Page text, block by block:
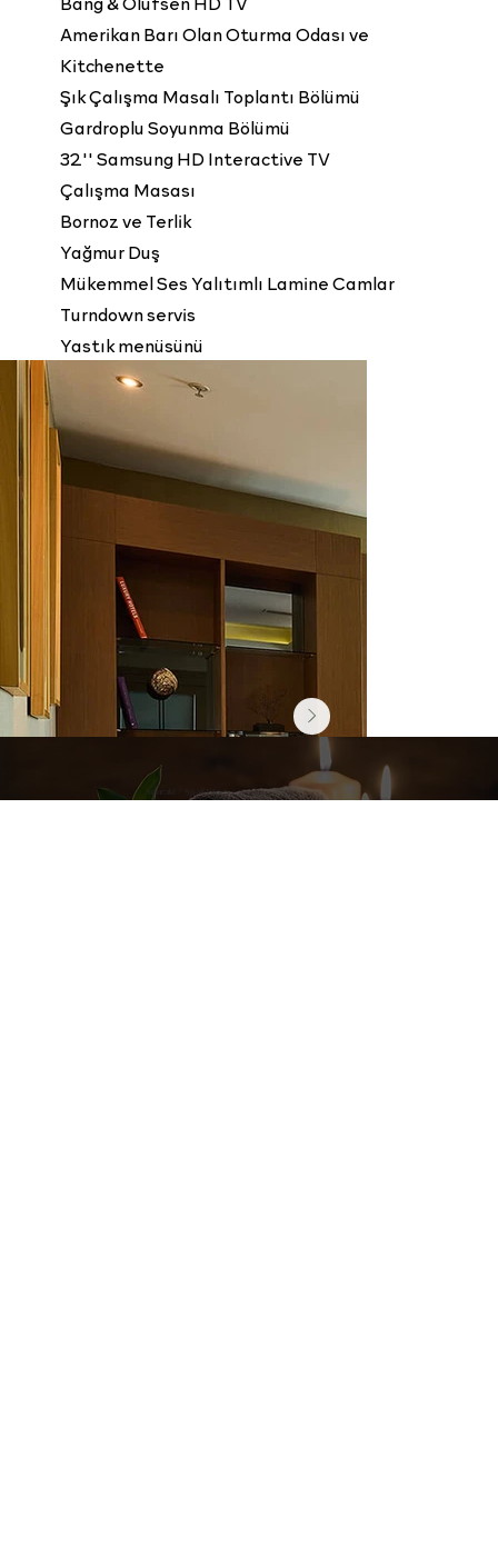
Amerikan Barı Olan Oturma Odası ve
Kitchenette
Şık Çalışma Masalı Toplantı Bölümü
Gardroplu Soyunma Bölümü
32'' Samsung HD Interactive TV
Çalışma Masası
Bornoz ve Terlik
Yağmur Duş
Mükemmel Ses Yalıtımlı Lamine Camlar
Turndown servis
Yastık menüsünü
Bilgi Alın
Sonraki / Spa&Fitness